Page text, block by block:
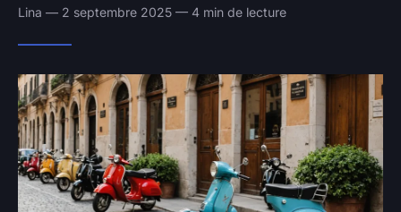
Lina — 2 septembre 2025 — 4 min de lecture